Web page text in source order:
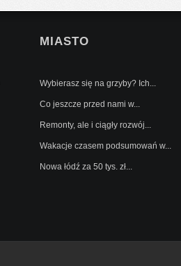
MIASTO
Wybierasz się na grzyby? Ich...
Co jeszcze przed nami w...
Remonty, ale i ciągły rozwój...
Wakacje czasem podsumowań w...
Nowa łódź za 50 tys. zł...